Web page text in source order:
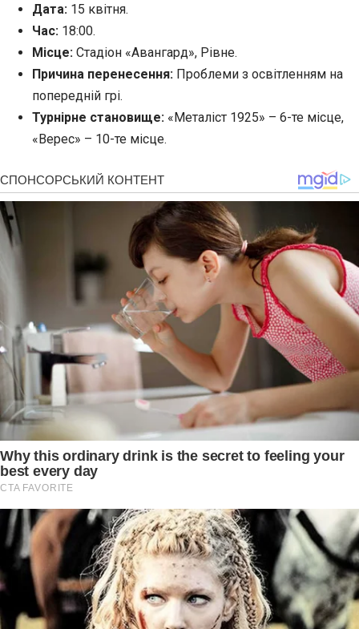
Дата: 15 квітня.
Час: 18:00.
Місце: Стадіон «Авангард», Рівне.
Причина перенесення: Проблеми з освітленням на
попередній грі.
Турнірне становище: «Металіст 1925» – 6-те місце,
«Верес» – 10-те місце.